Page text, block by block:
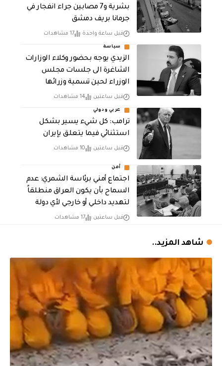
بشرية و7 مصابين جراء انفجار في
جرمانا بريف دمشق
قبل ساعة واحدة 17 مشاهدات
سياسة
الزيدي يوجه بحضور وكلاء الوزارات
الشاغرة الى جلسات مجلس
الوزراء لحين تسمية وزرائها
قبل ساعتين 14 مشاهدات
عربي ودولي
ترامب: كل شيء يسير بشكل
استثنائي فيما يتعلق بإيران
قبل ساعتين 10 مشاهدات
أمن
اجتماع أمني برئاسة الشمري: عدم
السماح بأن يكون العراق منطلقاً
لتهديد داخلي أو خارجي لأي دولة
قبل ساعتين 17 مشاهدات
شاهد المزيد..